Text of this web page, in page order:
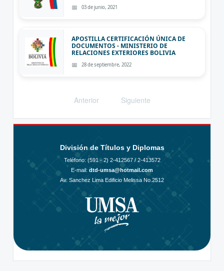
03 de junio, 2021
APOSTILLA CERTIFICACIÓN ÚNICA DE
DOCUMENTOS - MINISTERIO DE
RELACIONES EXTERIORES BOLIVIA
28 de septiembre, 2022
Anterior Siguiente
División de Títulos y Diplomas
Teléfono: (591 - 2) 2-412567 / 2-413572
E-mail: dtd-umsa@hotmail.com
Av. Sanchez Lima Edificio Melissa No.2512